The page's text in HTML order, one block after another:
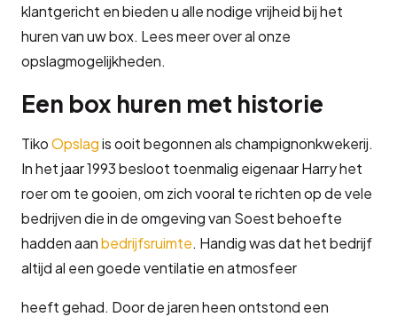
klantgericht en bieden u alle nodige vrijheid bij het
huren van uw box. Lees meer over al onze
opslagmogelijkheden.
Een box huren met historie
TikoOpslagis ooit begonnen als champignonkwekerij.
In het jaar 1993 besloot toenmalig eigenaar Harry het
roer om te gooien, om zich vooral te richten op de vele
bedrijven die in de omgeving van Soest behoefte
hadden aanbedrijfsruimte. Handig was dat het bedrijf
altijd al een goede ventilatie en atmosfeer
heeft gehad. Door de jaren heen ontstond een